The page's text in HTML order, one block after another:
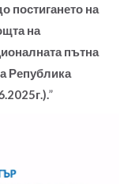
постигането на
на
пътна
Република
”